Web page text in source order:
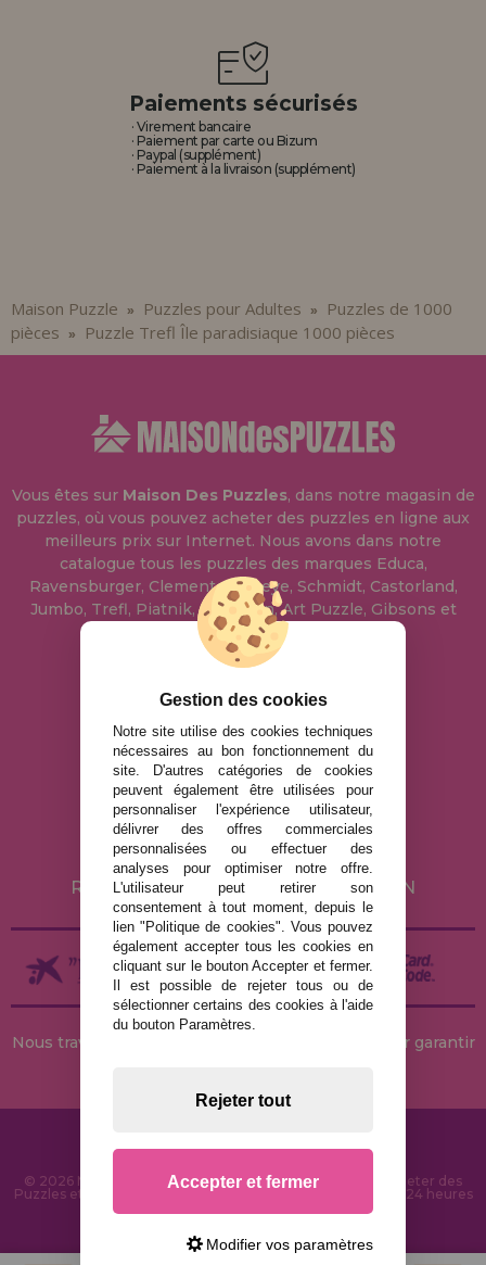
Paiements sécurisés
· Virement bancaire
· Paiement par carte ou Bizum
· Paypal (supplément)
· Paiement à la livraison (supplément)
Maison Puzzle » Puzzles pour Adultes »
Puzzles de 1000
pièces » Puzzle Trefl Île paradisiaque 1000 pièces
Vous êtes sur Maison Des Puzzles, dans notre magasin de
puzzles, où vous pouvez acheter des puzzles en ligne aux
meilleurs prix sur Internet. Nous avons dans notre
catalogue tous les puzzles des marques Educa,
Ravensburger, Clementoni, Heye, Schmidt, Castorland,
Jumbo, Trefl, Piatnik, Anatolian, Art Puzzle, Gibsons et
bien d'autres.
info@maisondespuzzles.fr
MENTIONS LÉGALES
POLITIQUE DE CONFIDENTIALITÉ
POLITIQUE DE COOKIES
LIVRAISON ET RETOUR
RETOURS / DROIT DE RÉTRACTATION
Nous travaillons avec des stocks permanents pour garantir
© 2026 MaisonDesPuzzles.fr - Boutique en ligne pour acheter des
Puzzles et des Casse-têtes sur Internet. Livraison rapide en 24 heures
Gestion des cookies
Notre site utilise des cookies techniques
nécessaires au bon fonctionnement du
site. D'autres catégories de cookies
peuvent également être utilisées pour
personnaliser l'expérience utilisateur,
délivrer des offres commerciales
personnalisées ou effectuer des
analyses pour optimiser notre offre.
L'utilisateur peut retirer son
consentement à tout moment, depuis le
lien "Politique de cookies". Vous pouvez
également accepter tous les cookies en
cliquant sur le bouton Accepter et fermer.
Il est possible de rejeter tous ou de
sélectionner certains des cookies à l'aide
du bouton Paramètres.
Rejeter tout
Accepter et fermer
Modifier vos paramètres